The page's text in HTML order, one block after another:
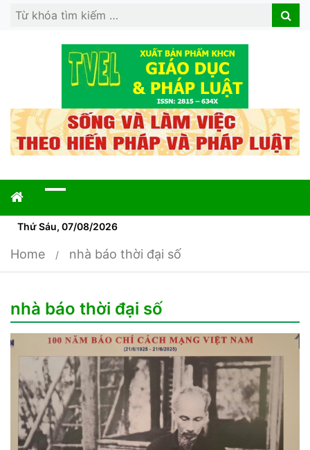
Search
Search
Thứ Sáu, 07/08/2026
Home nhà báo thời đại số
nhà báo thời đại số